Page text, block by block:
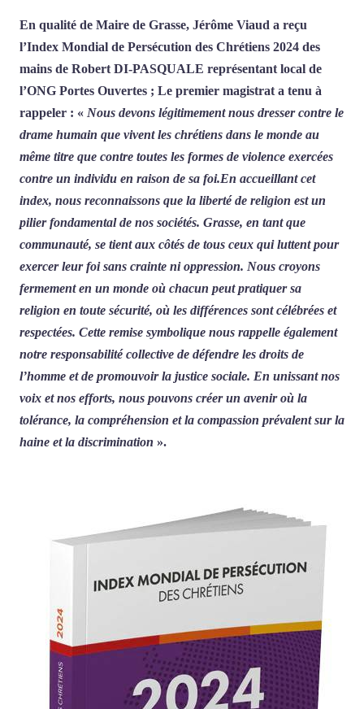
En qualité de Maire de Grasse, Jérôme Viaud a reçu
l’Index Mondial de Persécution des Chrétiens 2024 des
mains de Robert DI-PASQUALE représentant local de
l’ONG Portes Ouvertes ; Le premier magistrat a tenu à
rappeler : « Nous devons légitimement nous dresser contre le
drame humain que vivent les chrétiens dans le monde au
même titre que contre toutes les formes de violence exercées
contre un individu en raison de sa foi.En accueillant cet
index, nous reconnaissons que la liberté de religion est un
pilier fondamental de nos sociétés. Grasse, en tant que
communauté, se tient aux côtés de tous ceux qui luttent pour
exercer leur foi sans crainte ni oppression. Nous croyons
fermement en un monde où chacun peut pratiquer sa
religion en toute sécurité, où les différences sont célébrées et
respectées. Cette remise symbolique nous rappelle également
notre responsabilité collective de défendre les droits de
l’homme et de promouvoir la justice sociale. En unissant nos
voix et nos efforts, nous pouvons créer un avenir où la
tolérance, la compréhension et la compassion prévalent sur la
haine et la discrimination ».